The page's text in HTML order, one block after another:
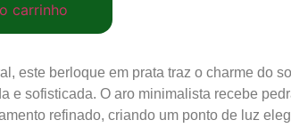
carrinho
este berloque em prata traz o charme do
e sofisticada. O aro minimalista recebe
refinado, criando um ponto de luz